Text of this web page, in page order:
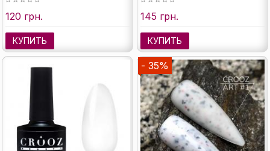
120 грн.
КУПИТЬ
145 грн.
КУПИТЬ
- 35%